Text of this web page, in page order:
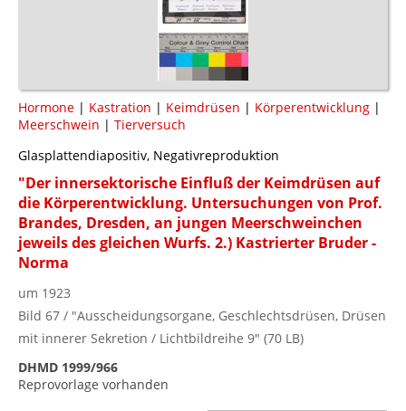
Hormone | Kastration | Keimdrüsen | Körperentwicklung |
Meerschwein | Tierversuch
Glasplattendiapositiv, Negativreproduktion
"Der innersektorische Einfluß der Keimdrüsen auf
die Körperentwicklung. Untersuchungen von Prof.
Brandes, Dresden, an jungen Meerschweinchen
jeweils des gleichen Wurfs. 2.) Kastrierter Bruder -
Norma
um 1923
Bild 67 / "Ausscheidungsorgane, Geschlechtsdrüsen, Drüsen
mit innerer Sekretion / Lichtbildreihe 9" (70 LB)
DHMD 1999/966
Reprovorlage vorhanden